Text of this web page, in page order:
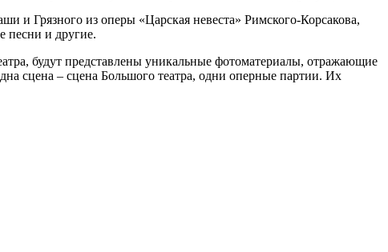
и Грязного из оперы «Царская невеста» Римского-Корсакова,
песни и другие.
будут представлены уникальные фотоматериалы, отражающие
сцена – сцена Большого театра, одни оперные партии. Их